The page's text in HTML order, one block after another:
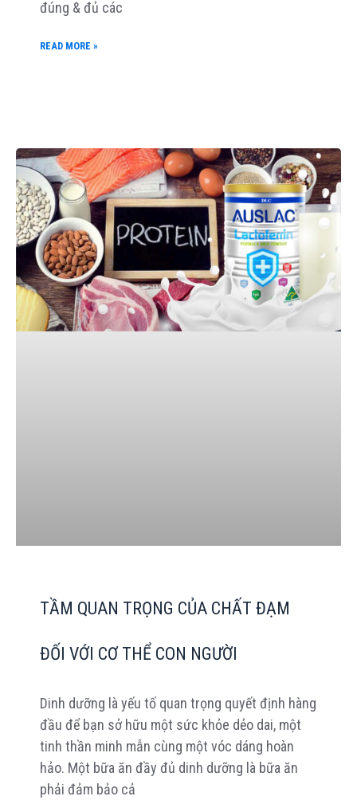
đúng & đủ các
READ MORE »
TẦM QUAN TRỌNG CỦA CHẤT ĐẠM
ĐỐI VỚI CƠ THỂ CON NGƯỜI
Dinh dưỡng là yếu tố quan trọng quyết định hàng
đầu để bạn sở hữu một sức khỏe dẻo dai, một
tinh thần minh mẫn cùng một vóc dáng hoàn
hảo. Một bữa ăn đầy đủ dinh dưỡng là bữa ăn
phải đảm bảo cả